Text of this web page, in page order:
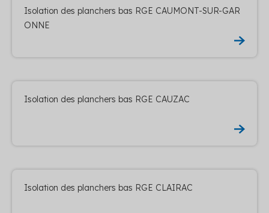
Isolation des planchers bas RGE CAUMONT-SUR-GAR
ONNE
Isolation des planchers bas RGE CAUZAC
Isolation des planchers bas RGE CLAIRAC